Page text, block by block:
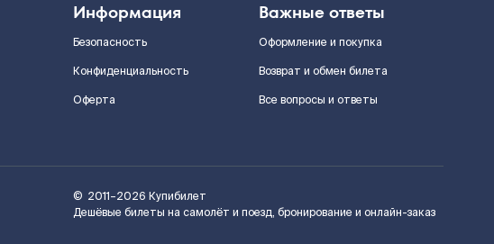
Информация
Безопасность
Конфиденциальность
Оферта
Важные ответы
Оформление и покупка
Возврат и обмен билета
Все вопросы и ответы
© 2011–2026 Купибилет
Дешёвые билеты на самолёт и поезд, бронирование и онлайн-заказ